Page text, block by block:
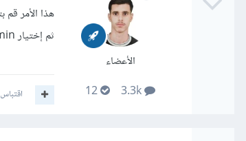
الأعضاء
ثم إختيار run as admin و جرب مرة أخرى.
اقتباس